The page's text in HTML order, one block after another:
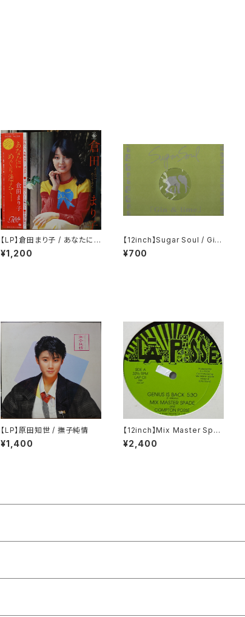
【LP】倉田まり子 / あなたに
めぐり逢えて・・・・
¥1,200
【12inch】Sugar Soul / Gin
& Lime
¥700
【LP】原田知世 / 撫子純情
¥1,400
【12inch】Mix Master Spad
e And Compton Posse /
Genius Is Back
¥2,400